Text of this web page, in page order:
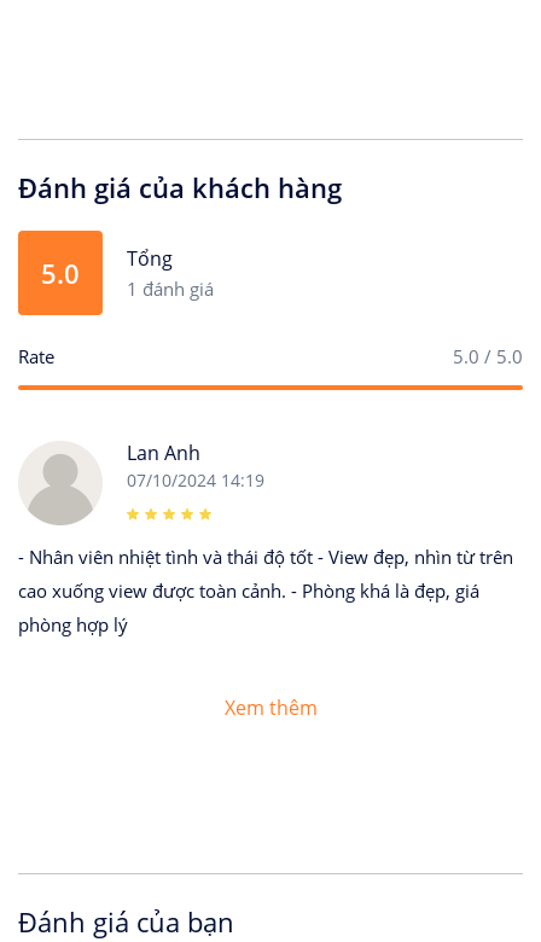
Đánh giá của khách hàng
5.0 Tổng
1 đánh giá
Rate 5.0 / 5.0
Lan Anh
07/10/2024 14:19
- Nhân viên nhiệt tình và thái độ tốt - View đẹp, nhìn từ trên
cao xuống view được toàn cảnh. - Phòng khá là đẹp, giá
phòng hợp lý
Xem thêm
Đánh giá của bạn